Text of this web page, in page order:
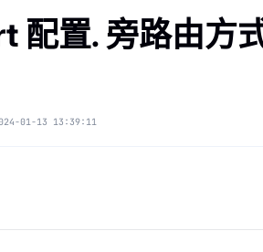
配置. 旁路由方
01-13 13:39:11